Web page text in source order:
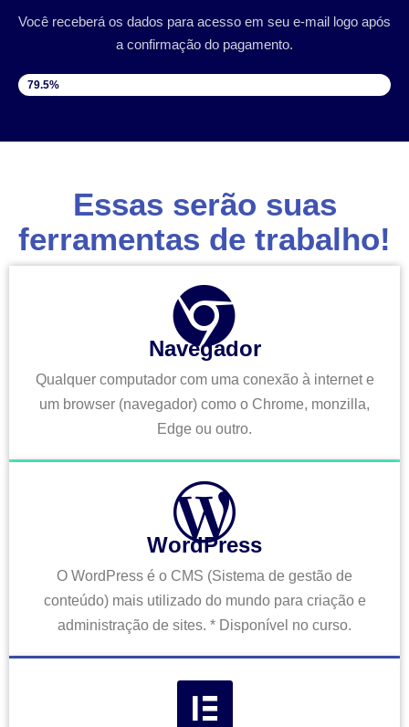
Você receberá os dados para acesso em seu e-mail logo após
a confirmação do pagamento.
VAGAS DISPONÍVEIS
79.5%
Essas serão suas
ferramentas de trabalho!
Navegador
Qualquer computador com uma conexão à internet e
um browser (navegador) como o Chrome, monzilla,
Edge ou outro.
WordPress
O WordPress é o CMS (Sistema de gestão de
conteúdo) mais utilizado do mundo para criação e
administração de sites. * Disponível no curso.